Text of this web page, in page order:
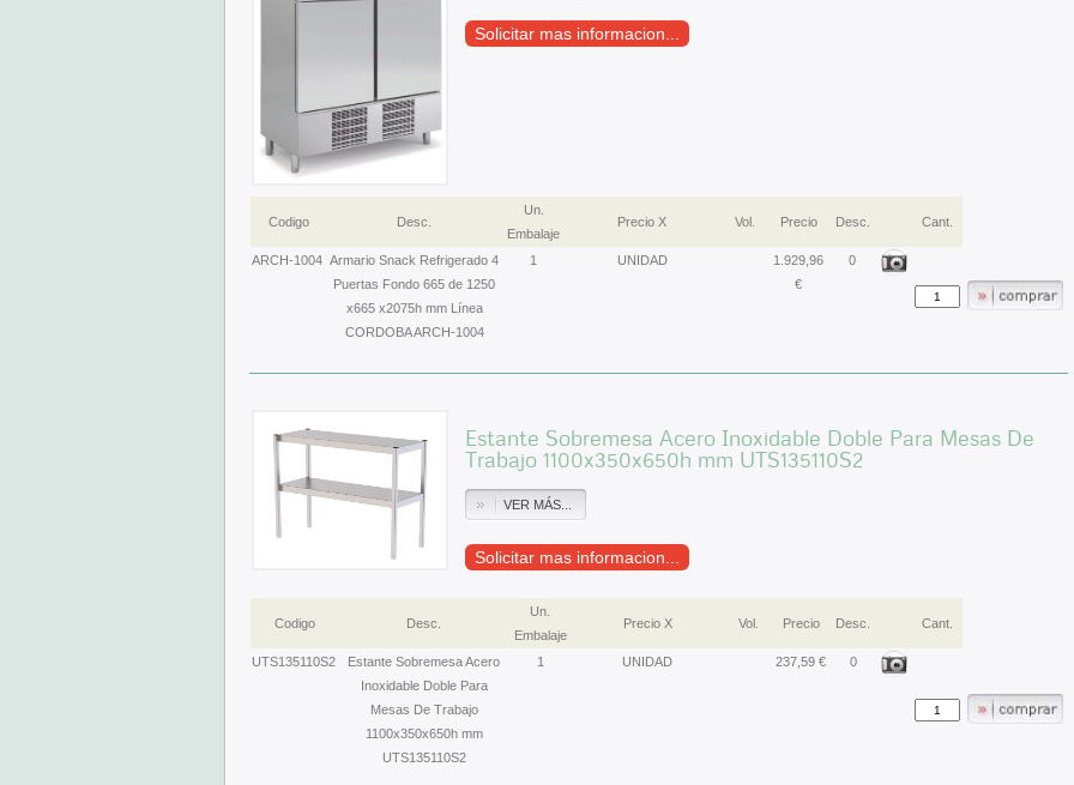
Solicitar mas informacion...
Codigo Desc.
Un.
Embalaje
Precio X Vol. Precio Desc. Cant.
ARCH-1004 Armario Snack Refrigerado 4
Puertas Fondo 665 de 1250
x665 x2075h mm Línea
CORDOBA ARCH-1004
1 UNIDAD
1.929,96
€
0
Estante Sobremesa Acero Inoxidable Doble Para Mesas De
Trabajo 1100x350x650h mm UTS135110S2
VER MÁS...
Solicitar mas informacion...
Codigo Desc.
Un.
Embalaje
Precio X Vol. Precio Desc. Cant.
UTS135110S2
Estante Sobremesa Acero
Inoxidable Doble Para
Mesas De Trabajo
1100x350x650h mm
UTS135110S2
1 UNIDAD 237,59 € 0